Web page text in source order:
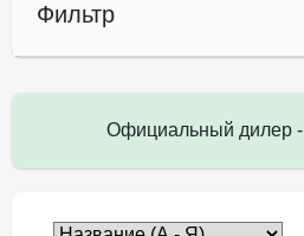
Фильтр
Официальный дилер -